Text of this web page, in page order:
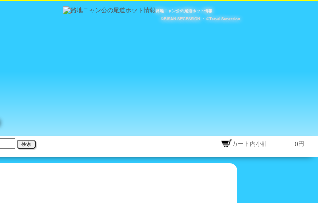
路地ニャン公の尾道ホット情報
©BISAN SECESSION
・ ©Travel Secession
検索 カート内小計 円